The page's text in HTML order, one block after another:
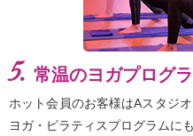
5. 常温のヨガプログ
ホット会員のお客様はAスタジ
ヨガ・ピラティスプログラムに